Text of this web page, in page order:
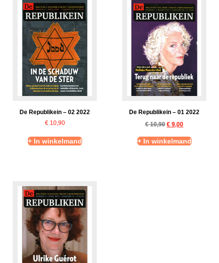
De Republikein – 02 2022
€10,90
+ In winkelmand
De Republikein – 01 2022
€10,90 € 9,00
+ In winkelmand